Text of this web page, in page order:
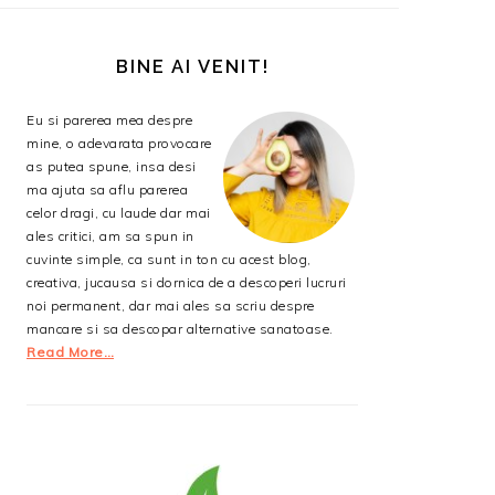
PRINCIPALĂBINE AI VENIT!
Eu si parerea mea despre
mine, o adevarata provocare
as putea spune, insa desi
ma ajuta sa aflu parerea
celor dragi, cu laude dar mai
ales critici, am sa spun in
cuvinte simple, ca sunt in ton cu acest blog,
creativa, jucausa si dornica de a descoperi lucruri
noi permanent, dar mai ales sa scriu despre
mancare si sa descopar alternative sanatoase.
Read More…